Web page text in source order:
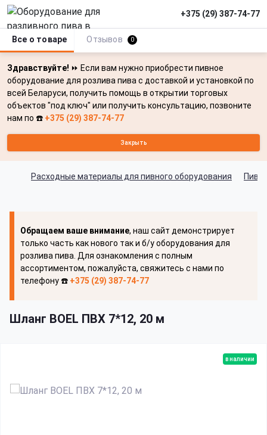
Здравствуйте! ⏩ Если вам нужно приобрести пивное
оборудование для розлива пива с доставкой и установкой по
всей Беларуси, получить помощь в открытии торговых
объектов "под ключ" или получить консультацию, позвоните
нам по ☎️ +375 (29) 387-74-77
Закрыть
+375 (29) 387-74-77
Расходные материалы для пивного оборудования
Обращаем ваше внимание, наш сайт демонстрирует
только часть как нового так и б/у оборудования для
розлива пива. Для ознакомления с полным
ассортиментом, пожалуйста, свяжитесь с нами по
телефону ☎️ +375 (29) 387-74-77
Шланг BOEL ПВХ 7*12, 20 м
Все о товаре Отзывов 0
в наличии